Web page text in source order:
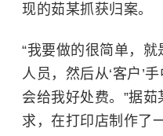
现的茹某抓获归案。
“我要做的很简单，
人员，然后从‘客户’
会给我好处费。”据
求，在打印店制作了